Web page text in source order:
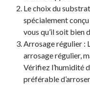
Le choix du
spécialement
vous qu’il soit bien
Arrosage régulier :
arrosage régulier,
Vérifiez l’humidité
préférable